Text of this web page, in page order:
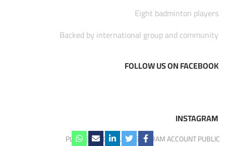
Eight badminton players
Backed by international group and community
FOLLOW US ON FACEBOOK
INSTAGRAM
PLEASE MAKE YOUR INSTAGRAM ACCOUNT PUBLIC